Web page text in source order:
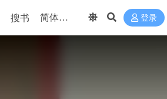
搜书 登录